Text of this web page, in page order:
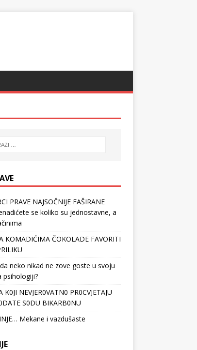
PRAVE NAJSOČNIJE FAŠIRANE
se koliko su jednostavne, a
KOMADIĆIMA ČOKOLADE FAVORITI
neko nikad ne zove goste u svoju
psihologiji?
K0JI NEVJER0VATN0 PR0CVJETAJU
S0DU BIKARB0NU
Mekane i vazdušaste